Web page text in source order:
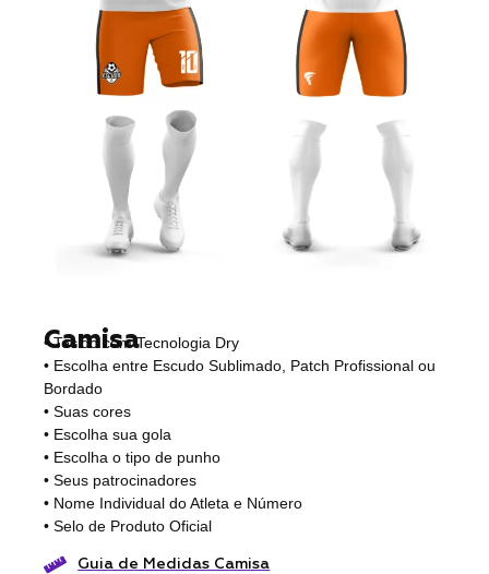
Camisa
• Tecido com Tecnologia Dry
• Escolha entre Escudo Sublimado, Patch Profissional ou
Bordado
• Suas cores
• Escolha sua gola
• Escolha o tipo de punho
• Seus patrocinadores
• Nome Individual do Atleta e Número
• Selo de Produto Oficial
Guia de Medidas Camisa